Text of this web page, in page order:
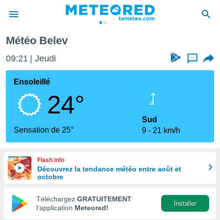
de
en
Météo Belev
09:21 Jeudi ...
Ensoleillé
24°
Sensation de 25°
Sud
9
21 km/h
Flash info
Découvrez la tendance météo entre août et
octobre
Téléchargez GRATUITEMENT
l’application Meteored!
Installer